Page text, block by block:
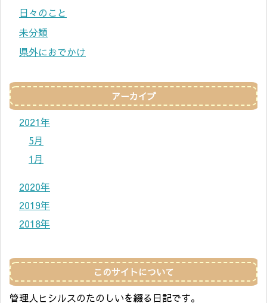
日々のこと
未分類
県外におでかけ
アーカイブ
2021年
5月
1月
2020年
2019年
2018年
このサイトについて
管理人ヒシルスのたのしいを綴る日記です。